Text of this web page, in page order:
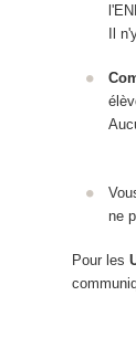
Il
ne
Pour les